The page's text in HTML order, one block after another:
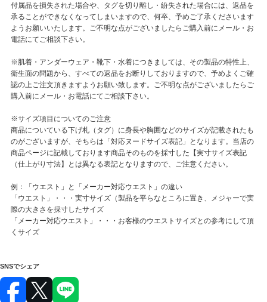
付属品を損失された場合や、タグを切り離し・紛失された場合には、返品を
承ることができなくなってしまいますので、何卒、予めご了承くださいます
ようお願いいたします。ご不明な点がございましたらご購入前にメール・お
電話にてご相談下さい。
※肌着・アンダーウェア・靴下・水着につきましては、その製品の特性上、
衛生面の問題から、すべての返品をお断りしておりますので、予めよくご確
認の上ご注文頂きますようお願い致します。ご不明な点がございましたらご
購入前にメール・お電話にてご相談下さい。
※サイズ項目についてのご注意
商品についている下げ札（タグ）に身長や胸囲などのサイズが記載されたも
のがございますが、そちらは「対応ヌードサイズ表記」となります。当店の
商品ページに記載しております商品そのものを採寸した【実寸サイズ表記
（仕上がり寸法】とは異なる表記となりますので、ご注意ください。
例：「ウエスト」と「メーカー対応ウエスト」の違い
「ウエスト」・・・実寸サイズ（製品を平らなところに置き、メジャーで実
際の大きさを採寸したサイズ
「メーカー対応ウエスト」・・・お客様のウエストサイズとの参考にして頂
くサイズ
SNSでシェア